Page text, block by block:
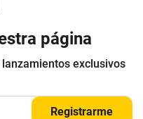
página
exclusivos
Registrarme